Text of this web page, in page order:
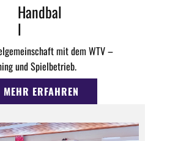
Handbal
l
mit dem WTV –
und Spielbetrieb.
MEHR ERFAHREN